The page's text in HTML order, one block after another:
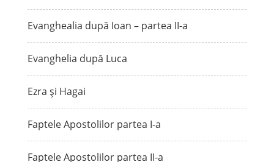
Evanghealia după Ioan – partea II-a
Evanghelia după Luca
Ezra și Hagai
Faptele Apostolilor partea I-a
Faptele Apostolilor partea II-a